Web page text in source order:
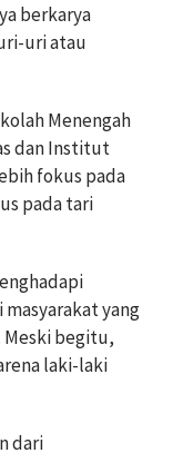
berkarya
uri atau
Menengah
dan Institut
fokus pada
pada tari
yang
begitu,
laki-laki
dari